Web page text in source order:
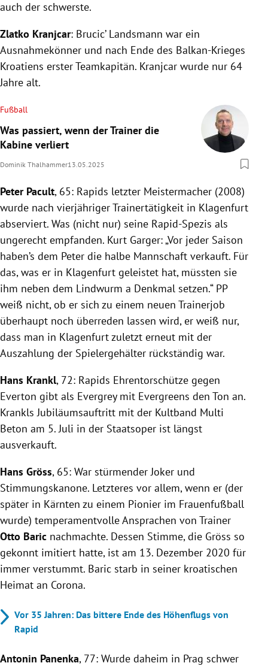
auch der schwerste.
Zlatko Kranjcar: Brucic’ Landsmann war ein
Ausnahmekönner und nach Ende des Balkan-Krieges
Kroatiens erster Teamkapitän. Kranjcar wurde nur 64
Jahre alt.
Fußball
Was passiert, wenn der Trainer die
Kabine verliert
Dominik Thalhammer13.05.2025
Peter Pacult, 65: Rapids letzter Meistermacher (2008)
wurde nach vierjähriger Trainertätigkeit in Klagenfurt
abserviert. Was (nicht nur) seine Rapid-Spezis als
ungerecht empfanden. Kurt Garger: „Vor jeder Saison
haben’s dem Peter die halbe Mannschaft verkauft. Für
das, was er in Klagenfurt geleistet hat, müssten sie
ihm neben dem Lindwurm a Denkmal setzen.“ PP
weiß nicht, ob er sich zu einem neuen Trainerjob
überhaupt noch überreden lassen wird, er weiß nur,
dass man in Klagenfurt zuletzt erneut mit der
Auszahlung der Spielergehälter rückständig war.
Hans Krankl, 72: Rapids Ehrentorschütze gegen
Everton gibt als Evergrey mit Evergreens den Ton an.
Krankls Jubiläumsauftritt mit der Kultband Multi
Beton am 5. Juli in der Staatsoper ist längst
ausverkauft.
Hans Gröss, 65: War stürmender Joker und
Stimmungskanone. Letzteres vor allem, wenn er (der
später in Kärnten zu einem Pionier im Frauenfußball
wurde) temperamentvolle Ansprachen von Trainer
Otto Baric nachmachte. Dessen Stimme, die Gröss so
gekonnt imitiert hatte, ist am 13. Dezember 2020 für
immer verstummt. Baric starb in seiner kroatischen
Heimat an Corona.
Vor 35 Jahren: Das bittere Ende des Höhenflugs von
Rapid
Antonin Panenka, 77: Wurde daheim in Prag schwer